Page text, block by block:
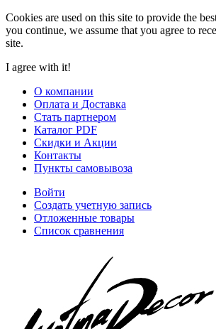
Cookies are used on this site to provide the
you continue, we assume that you agree to
site.
I agree with it!
О компании
Оплата и Доставка
Стать партнером
Каталог PDF
Скидки и Акции
Контакты
Пункты самовывоза
Войти
Создать учетную запись
Отложенные товары
Список сравнения